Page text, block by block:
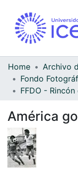
Home
América